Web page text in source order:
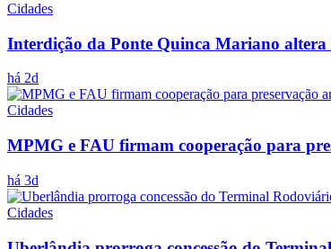
Cidades
Interdição da Ponte Quinca Mariano
há 2d
Cidades
MPMG e FAU firmam cooperação para
há 3d
Cidades